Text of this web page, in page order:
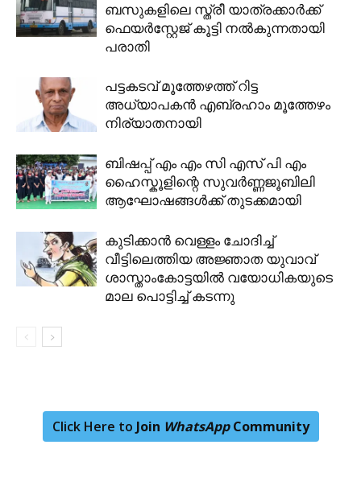
ബസുകളിലെ സ്ത്രീ യാത്രക്കാർക്ക്
ഫെയർസ്റ്റേജ് കൂട്ടി നൽകുന്നതായി
പരാതി
പട്ടകടവ് മൂത്തേഴത്ത് റിട്ട
അധ്യാപകൻ എബ്രഹാം മൂത്തേഴം
നിര്യാതനായി
ബിഷപ്പ് എം എം സി എസ് പി എം
ഹൈസ്കൂളിന്റെ സുവർണ്ണജൂബിലി
ആഘോഷങ്ങൾക്ക് തുടക്കമായി
കുടിക്കാൻ വെള്ളം ചോദിച്ച്
വീട്ടിലെത്തിയ അജ്ഞാത യുവാവ്
ശാസ്താംകോട്ടയില്‍ വയോധികയുടെ
മാല പൊട്ടിച്ച് കടന്നു
Click Here to Join WhatsAppCommunity